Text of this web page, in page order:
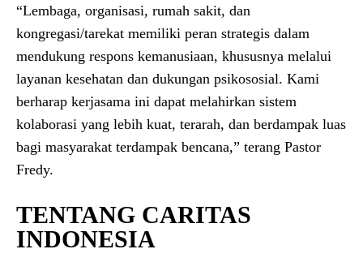
“Lembaga, organisasi, rumah sakit, dan
kongregasi/tarekat memiliki peran strategis dalam
mendukung respons kemanusiaan, khususnya melalui
layanan kesehatan dan dukungan psikososial. Kami
berharap kerjasama ini dapat melahirkan sistem
kolaborasi yang lebih kuat, terarah, dan berdampak luas
bagi masyarakat terdampak bencana,” terang Pastor
Fredy.
TENTANG CARITAS
INDONESIA